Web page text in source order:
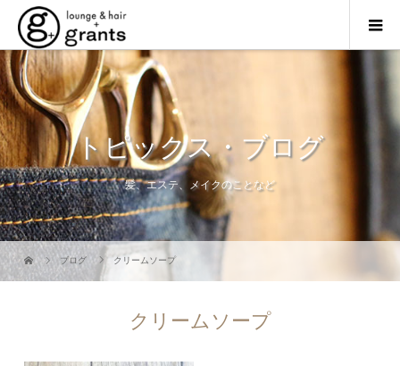
トピックス・ブログ
髪、エステ、メイクのことなど
ブログ クリームソープ
クリームソープ